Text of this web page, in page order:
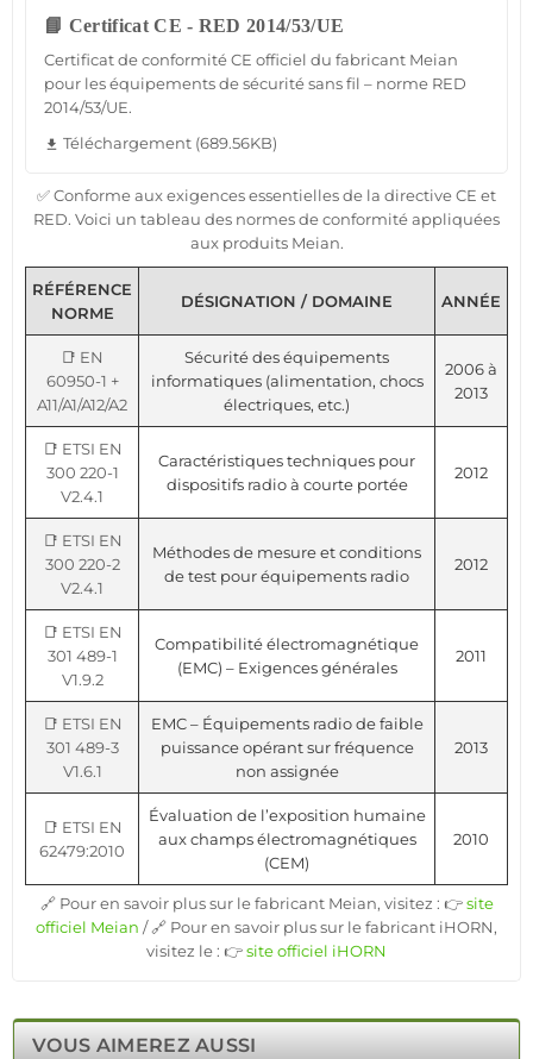
📘 Certificat CE - RED 2014/53/UE
Certificat de conformité CE officiel du fabricant Meian
pour les équipements de sécurité sans fil – norme RED
2014/53/UE.
file_download Téléchargement (689.56KB)
✅ Conforme aux exigences essentielles de la directive CE et
RED. Voici un tableau des normes de conformité appliquées
aux produits Meian.
RÉFÉRENCE
NORME
DÉSIGNATION / DOMAINE ANNÉE
📑 EN
60950-1 +
A11/A1/A12/A2
Sécurité des équipements
informatiques (alimentation, chocs
électriques, etc.)
2006 à
2013
📑 ETSI EN
300 220-1
V2.4.1
Caractéristiques techniques pour
dispositifs radio à courte portée
2012
📑 ETSI EN
300 220-2
V2.4.1
Méthodes de mesure et conditions
de test pour équipements radio
2012
📑 ETSI EN
301 489-1
V1.9.2
Compatibilité électromagnétique
(EMC) – Exigences générales
2011
📑 ETSI EN
301 489-3
V1.6.1
EMC – Équipements radio de faible
puissance opérant sur fréquence
non assignée
2013
📑 ETSI EN
62479:2010
Évaluation de l’exposition humaine
aux champs électromagnétiques
(CEM)
2010
🔗 Pour en savoir plus sur le fabricant Meian, visitez : 👉site
officiel Meian / 🔗 Pour en savoir plus sur le fabricant iHORN,
visitez le : 👉site officiel iHORN
VOUS AIMEREZ AUSSI